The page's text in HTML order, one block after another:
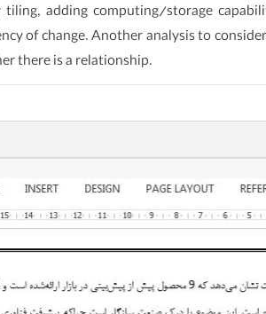
adding computing/storage
of change. Another analysis to
there is a relationship.